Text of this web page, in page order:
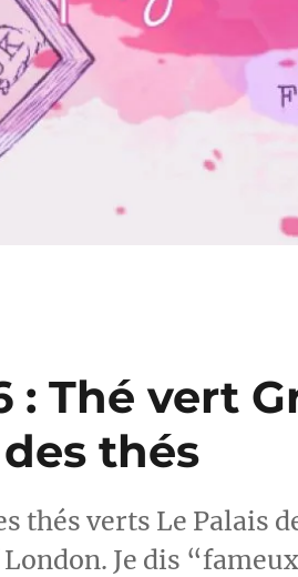
: Thé vert
thés
thés verts Le Palais
Je dis